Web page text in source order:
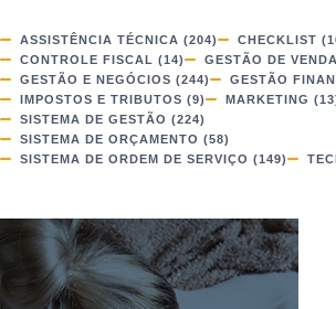
ASSISTÊNCIA TÉCNICA (204) CHECKLIST
CONTROLE FISCAL (14) GESTÃO DE
GESTÃO E NEGÓCIOS (244) GESTÃO
IMPOSTOS E TRIBUTOS (9) MARKETING
SISTEMA DE GESTÃO (224)
SISTEMA DE ORÇAMENTO (58)
SISTEMA DE ORDEM DE SERVIÇO (149)